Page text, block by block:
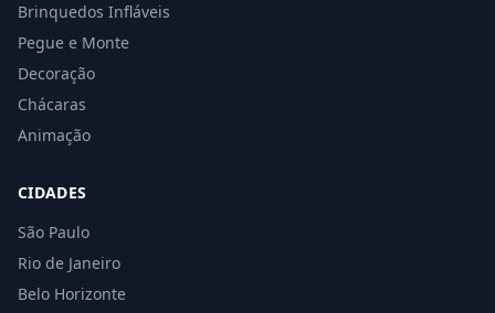
Brinquedos Infláveis
Pegue e Monte
Decoração
Chácaras
Animação
CIDADES
São Paulo
Rio de Janeiro
Belo Horizonte